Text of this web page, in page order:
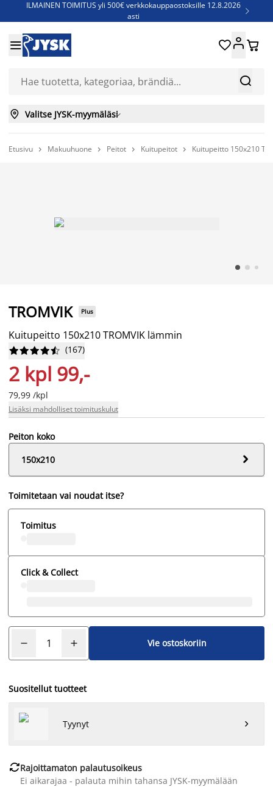
ILMAINEN TOIMITUS yli 500€ verkkokauppaostoksille 12.8.2026
asti

Jenkkisänkyjä - Säästä jopa 60%


 
 Valitse JYSK-myymäläsi
Etusivu  Makuuhuone  Peitot  Kuitupeitot  Kuitupeitto 150x210
TROMVIK Plus
Kuitupeitto 150x210 TROMVIK lämmin





 (167)
2 kpl 99,-
79,99 /kpl
Lisäksi mahdolliset toimituskulut
Peiton koko
150x210

Toimitetaan vai noudat itse?
Toimitus
Click & Collect
Vie ostoskoriin
Suositellut tuotteet
Tyynyt 
Rajoittamaton palautusoikeus
Ei aikarajaa - palauta mihin tahansa JYSK-myymälään